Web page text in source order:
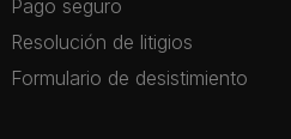
Pago seguro
Resolución de litigios
Formulario de desistimiento